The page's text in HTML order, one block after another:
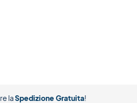
laSpedizione Gratuita!